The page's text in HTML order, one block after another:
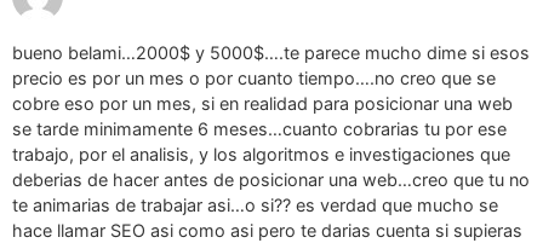
bueno belami…2000$ y 5000$….te parece mucho dime si esos
precio es por un mes o por cuanto tiempo….no creo que se
cobre eso por un mes, si en realidad para posicionar una web
se tarde minimamente 6 meses…cuanto cobrarias tu por ese
trabajo, por el analisis, y los algoritmos e investigaciones que
deberias de hacer antes de posicionar una web…creo que tu no
te animarias de trabajar asi…o si?? es verdad que mucho se
hace llamar SEO asi como asi pero te darias cuenta si supieras